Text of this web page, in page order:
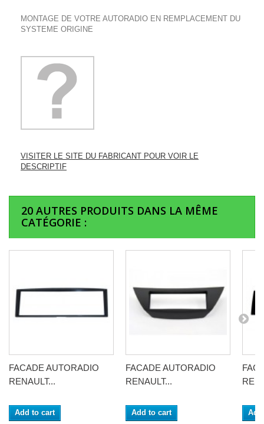
MONTAGE DE VOTRE AUTORADIO EN REMPLACEMENT DU
SYSTEME ORIGINE
VISITER LE SITE DU FABRICANT POUR VOIR LE
DESCRIPTIF
20 AUTRES PRODUITS DANS LA MÊME
CATÉGORIE :
FACADE AUTORADIO
RENAULT...
Add to cart
FACADE AUTORADIO
RENAULT...
Add to cart